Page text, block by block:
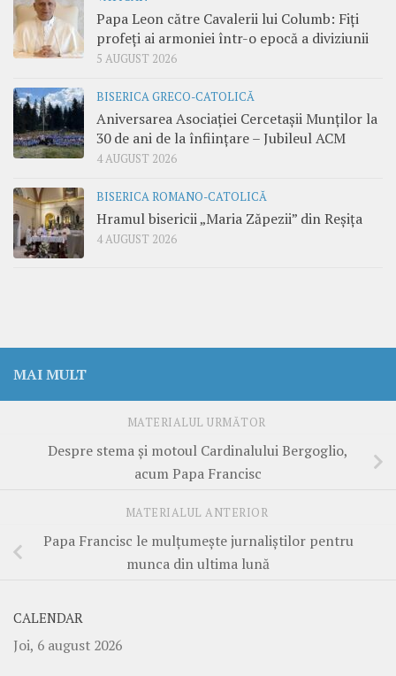
Papa Leon către Cavalerii lui Columb: Fiți
profeți ai armoniei într-o epocă a diviziunii
5 AUGUST 2026
BISERICA GRECO-CATOLICĂ
Aniversarea Asociației Cercetașii Munților la
30 de ani de la înființare – Jubileul ACM
4 AUGUST 2026
BISERICA ROMANO-CATOLICĂ
Hramul bisericii „Maria Zăpezii” din Reșița
4 AUGUST 2026
MAI MULT
MATERIALUL URMĂTOR
Despre stema şi motoul Cardinalului Bergoglio,
acum Papa Francisc
MATERIALUL ANTERIOR
Papa Francisc le mulţumeşte jurnaliştilor pentru
munca din ultima lună
CALENDAR
Joi, 6 august 2026